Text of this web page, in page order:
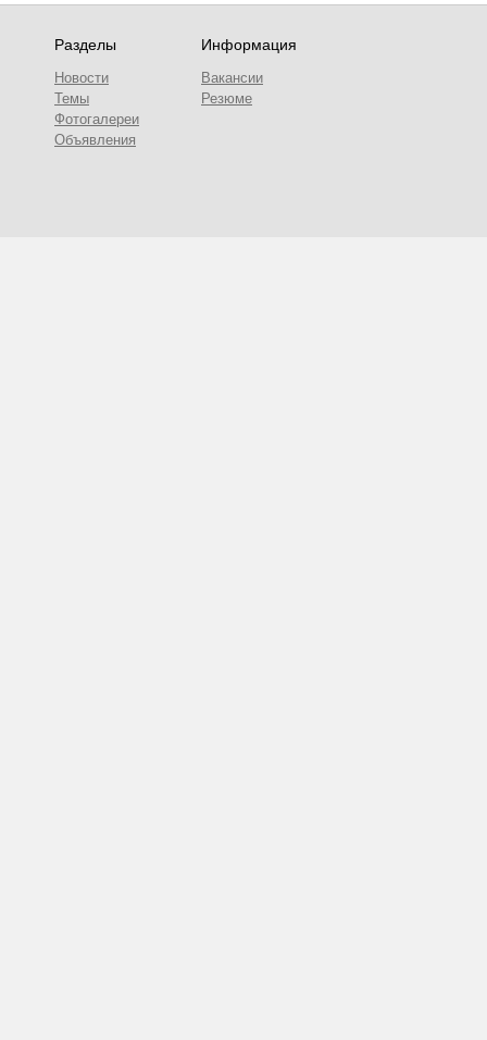
Разделы
Новости
Темы
Фотогалереи
Объявления
Информация
Вакансии
Резюме